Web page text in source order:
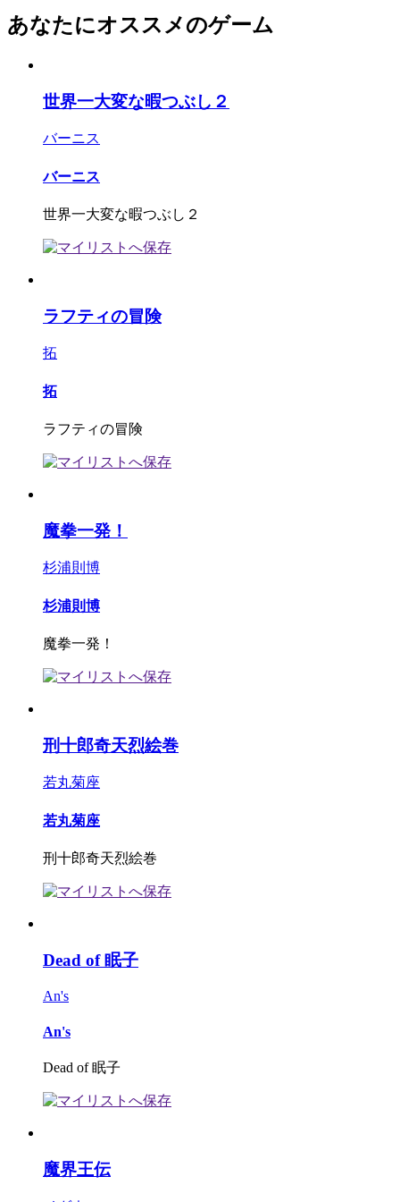
あなたにオススメのゲーム
世界一大変な暇つぶし２
バーニス
バーニス
世界一大変な暇つぶし２
ラフティの冒険
拓
拓
ラフティの冒険
魔拳一発！
杉浦則博
杉浦則博
魔拳一発！
刑十郎奇天烈絵巻
若丸菊座
若丸菊座
刑十郎奇天烈絵巻
Dead of 眠子
An's
An's
Dead of 眠子
魔界王伝